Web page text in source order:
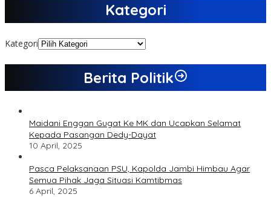
Kategori
Kategori
Berita Politik
Maidani Enggan Gugat Ke MK dan Ucapkan Selamat
Kepada Pasangan Dedy-Dayat
10 April, 2025
Pasca Pelaksanaan PSU, Kapolda Jambi Himbau Agar
Semua Pihak Jaga Situasi Kamtibmas
6 April, 2025